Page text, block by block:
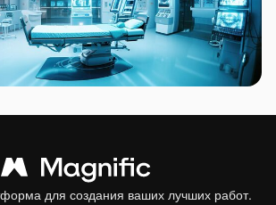
для создания ваших лучших работ.